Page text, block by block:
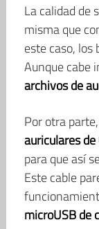
La calidad de
misma que
este caso,
Aunque cabe
archivos de
Por otra
auriculares de
para que así
Este cable
microUSB de